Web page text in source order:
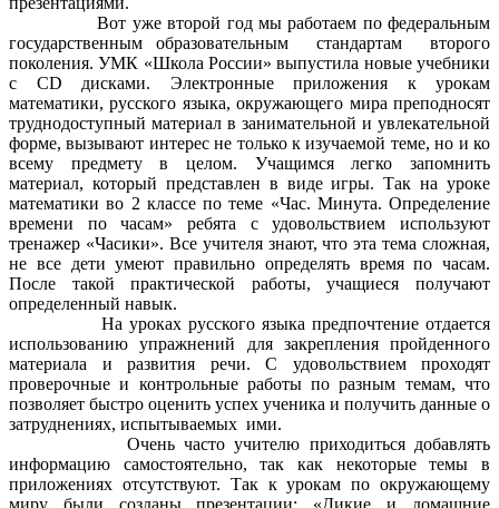
Вот уже второй год мы работаем по федеральным
государственным образовательным стандартам второго
поколения. УМК «Школа России» выпустила новые учебники
с CD дисками. Электронные приложения к урокам
математики, русского языка, окружающего мира преподносят
труднодоступный материал в занимательной и увлекательной
форме, вызывают интерес не только к изучаемой теме, но и ко
всему предмету в целом. Учащимся легко запомнить
материал, который представлен в виде игры. Так на уроке
математики во 2 классе по теме «Час. Минута. Определение
времени по часам» ребята с удовольствием используют
тренажер «Часики». Все учителя знают, что эта тема сложная,
не все дети умеют правильно определять время по часам.
После такой практической работы, учащиеся получают
определенный навык.
На уроках русского языка предпочтение отдается
использованию упражнений для закрепления пройденного
материала и развития речи. С удовольствием проходят
проверочные и контрольные работы по разным темам, что
позволяет быстро оценить успех ученика и получить данные о
затруднениях, испытываемых ими.
Очень часто учителю приходиться добавлять
информацию самостоятельно, так как некоторые темы в
приложениях отсутствуют. Так к урокам по окружающему